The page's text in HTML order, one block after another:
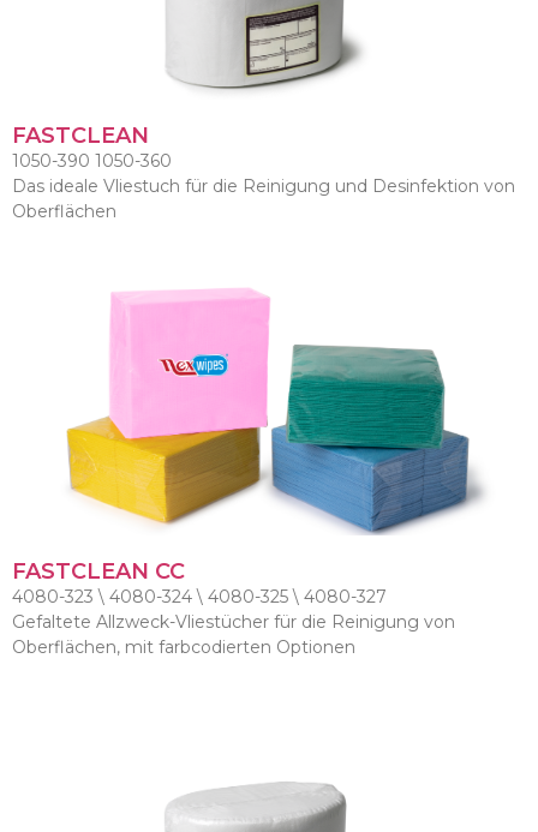
FASTCLEAN
1050-390 1050-360
Das ideale Vliestuch für die Reinigung und Desinfektion von
Oberflächen
FASTCLEAN CC
4080-323 \ 4080-324 \ 4080-325 \ 4080-327
Gefaltete Allzweck-Vliestücher für die Reinigung von
Oberflächen, mit farbcodierten Optionen